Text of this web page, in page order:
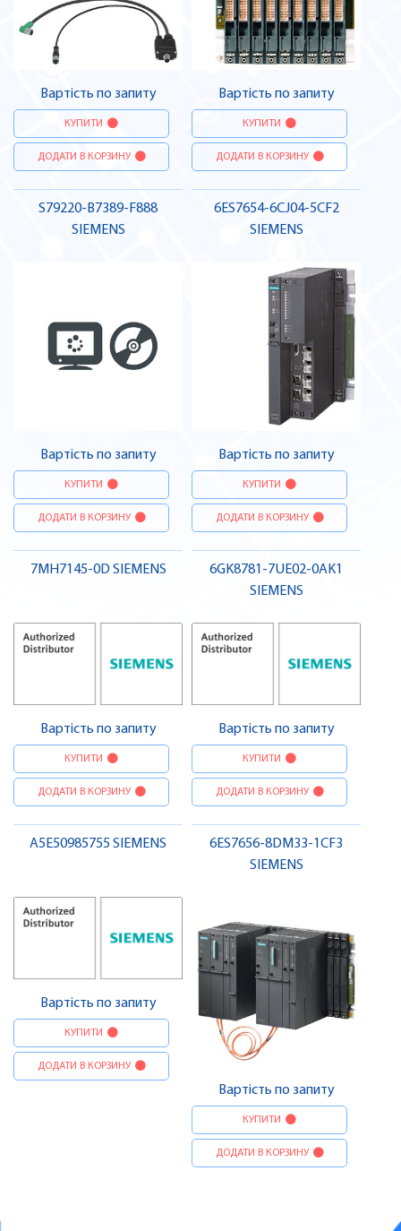
Вартість по запиту
КУПИТИ
ДОДАТИ В КОРЗИНУ
Вартість по запиту
КУПИТИ
ДОДАТИ В КОРЗИНУ
S79220-B7389-F888
SIEMENS
Вартість по запиту
КУПИТИ
ДОДАТИ В КОРЗИНУ
6ES7654-6CJ04-5CF2
SIEMENS
Вартість по запиту
КУПИТИ
ДОДАТИ В КОРЗИНУ
7MH7145-0D SIEMENS
Вартість по запиту
КУПИТИ
ДОДАТИ В КОРЗИНУ
6GK8781-7UE02-0AK1
SIEMENS
Вартість по запиту
КУПИТИ
ДОДАТИ В КОРЗИНУ
A5E50985755 SIEMENS
Вартість по запиту
КУПИТИ
ДОДАТИ В КОРЗИНУ
6ES7656-8DM33-1CF3
SIEMENS
Вартість по запиту
КУПИТИ
ДОДАТИ В КОРЗИНУ